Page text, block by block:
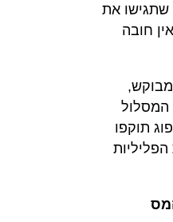
שתגישו את
חובה
המסלול
תוקפו